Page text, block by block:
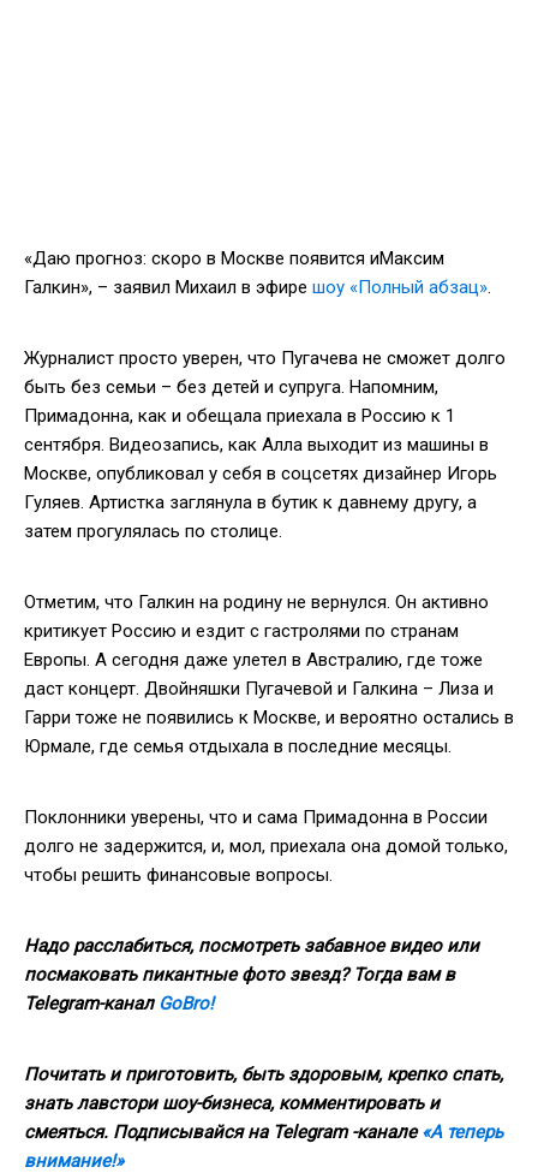
«Даю прогноз: скоро в Москве появится иМаксим
Галкин», – заявил Михаил в эфире шоу «Полный абзац».
Журналист просто уверен, что Пугачева не сможет долго
быть без семьи – без детей и супруга. Напомним,
Примадонна, как и обещала приехала в Россию к 1
сентября. Видеозапись, как Алла выходит из машины в
Москве, опубликовал у себя в соцсетях дизайнер Игорь
Гуляев. Артистка заглянула в бутик к давнему другу, а
затем прогулялась по столице.
Отметим, что Галкин на родину не вернулся. Он активно
критикует Россию и ездит с гастролями по странам
Европы. А сегодня даже улетел в Австралию, где тоже
даст концерт. Двойняшки Пугачевой и Галкина – Лиза и
Гарри тоже не появились к Москве, и вероятно остались в
Юрмале, где семья отдыхала в последние месяцы.
Поклонники уверены, что и сама Примадонна в России
долго не задержится, и, мол, приехала она домой только,
чтобы решить финансовые вопросы.
Надо расслабиться, посмотреть забавное видео или
посмаковать пикантные фото звезд? Тогда вам в
Telegram-канал GoBro!
Почитать и приготовить, быть здоровым, крепко спать,
знать лавстори шоу-бизнеса, комментировать и
смеяться. Подписывайся на Telegram -канале«А теперь
внимание!»